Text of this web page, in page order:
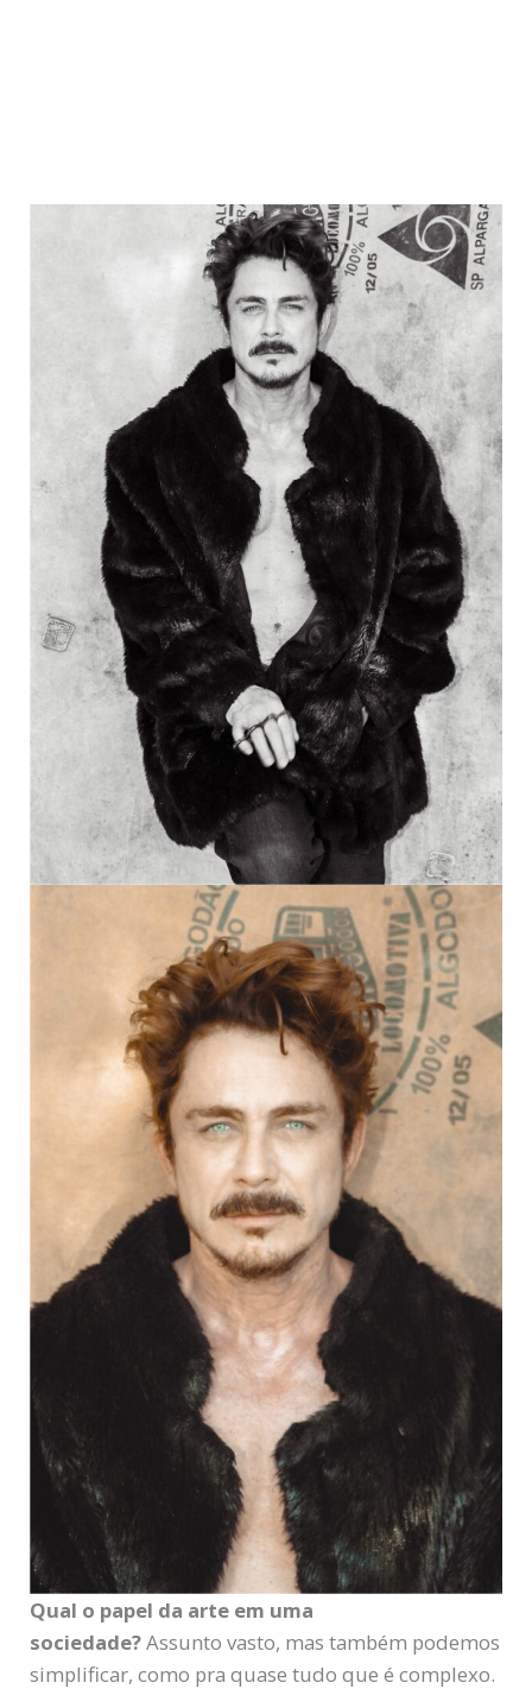
Qual o papel da arte em uma
sociedade?Assunto vasto, mas também podemos
simplificar, como pra quase tudo que é complexo.